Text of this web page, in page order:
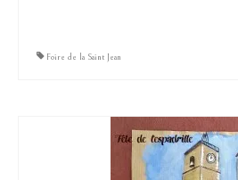
Foire de la Saint Jean